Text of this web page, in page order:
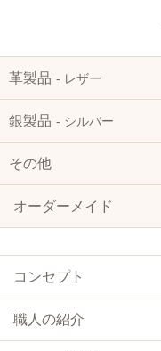
革製品 ‐ レザー
銀製品 ‐ シルバー
その他
オーダーメイド
コンセプト
職人の紹介